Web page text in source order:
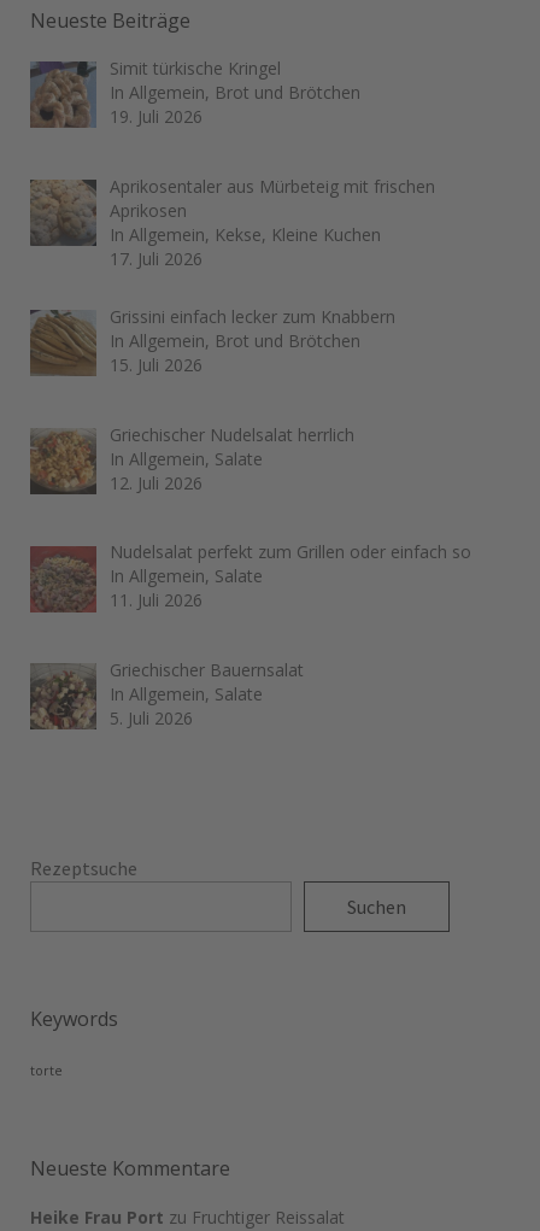
Neueste Beiträge
Simit türkische Kringel
In Allgemein, Brot und Brötchen
19. Juli 2026
Aprikosentaler aus Mürbeteig mit frischen
Aprikosen
In Allgemein, Kekse, Kleine Kuchen
17. Juli 2026
Grissini einfach lecker zum Knabbern
In Allgemein, Brot und Brötchen
15. Juli 2026
Griechischer Nudelsalat herrlich
In Allgemein, Salate
12. Juli 2026
Nudelsalat perfekt zum Grillen oder einfach so
In Allgemein, Salate
11. Juli 2026
Griechischer Bauernsalat
In Allgemein, Salate
5. Juli 2026
Rezeptsuche
Suchen
Keywords
torte
Neueste Kommentare
Heike Frau Port zu Fruchtiger Reissalat